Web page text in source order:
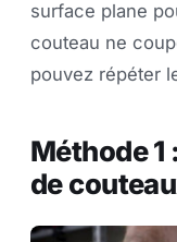
surface plane
couteau ne
pouvez répéter
Méthode
de